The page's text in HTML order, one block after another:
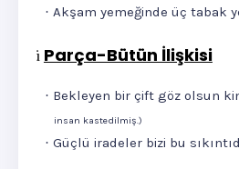
· Akşam yemeğinde üç tabak
ü Parça-Bütün İlişkisi
· Bekleyen bir çift göz olsun
insan kastedilmiş.)
· Güçlü iradeler bizi bu